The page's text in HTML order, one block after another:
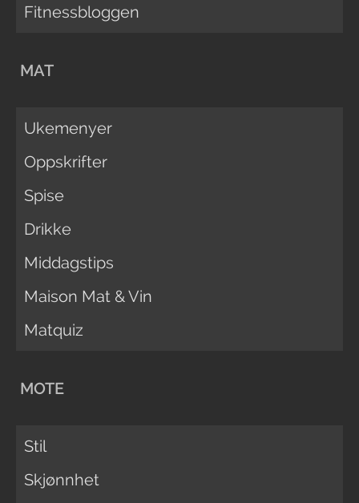
Fitnessbloggen
MAT
Ukemenyer
Oppskrifter
Spise
Drikke
Middagstips
Maison Mat & Vin
Matquiz
MOTE
Stil
Skjønnhet